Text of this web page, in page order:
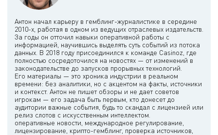
Антон начал карьеру в гемблинг-журналистике в середине
2010-х, работая в одном из ведущих отраслевых издательств.
За годы он отточил навыки оперативной работы с
информацией, научившись выделять суть событий из потока
данных. В 2018 году присоединился к команде Casinoz, где
полностью сосредоточился на новостях — от изменений в
законодательстве до запусков прорывных технологий.
Его материалы — это хроника индустрии в реальном
времени: без аналитики, но с акцентом на факты, источники
и контекст. Антон не пишет обзоры и не дает советов
игрокам — его задача быть первым, кто донесет до
аудитории важные события, будь то скандал с лицензией или
релиз слотов с искусственным интеллектом.
оперативные новости, международное регулирование,
лицензирование, крипто-гемблинг, проверка источников,